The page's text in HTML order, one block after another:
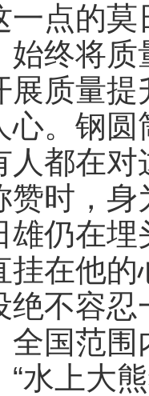
一点的
始终将
展质量提
心。钢
人都在
赞时，
雄仍在埋
挂在他
绝不容忍
范围内
“水上大